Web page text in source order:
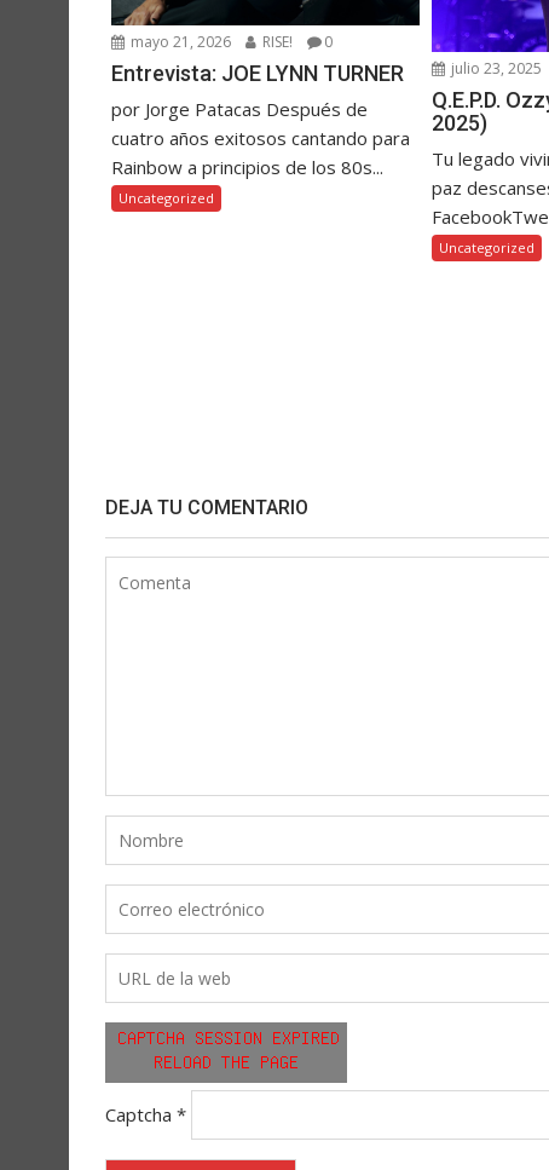
mayo 21, 2026 RISE! 0
Entrevista: JOE LYNN TURNER
por Jorge Patacas Después de
cuatro años exitosos cantando para
Rainbow a principios de los 80s...
Uncategorized
julio 23, 2025
Q.E.P.D.
2025)
Tu legado
paz
Uncategorized
DEJA TU COMENTARIO
Captcha *